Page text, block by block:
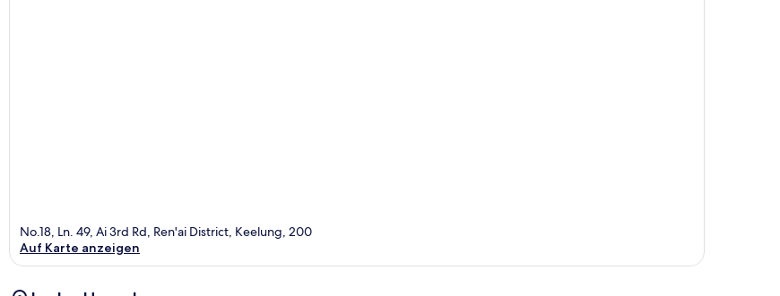
No.18, Ln. 49, Ai 3rd Rd, Ren'ai District, Keelung, 200
Auf Karte anzeigen